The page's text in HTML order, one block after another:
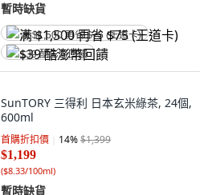
暫時缺貨
满 $1,500 再省 $75 (王道卡)
$39 酷澎幣回饋
SunTORY 三得利 日本玄米綠茶, 24個,
600ml
首購折扣價 14%$1,399
$1,199
($8.33/100ml)
暫時缺貨